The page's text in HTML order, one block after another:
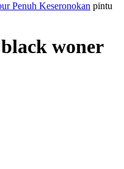
Penuh Keseronokan pintu
woner